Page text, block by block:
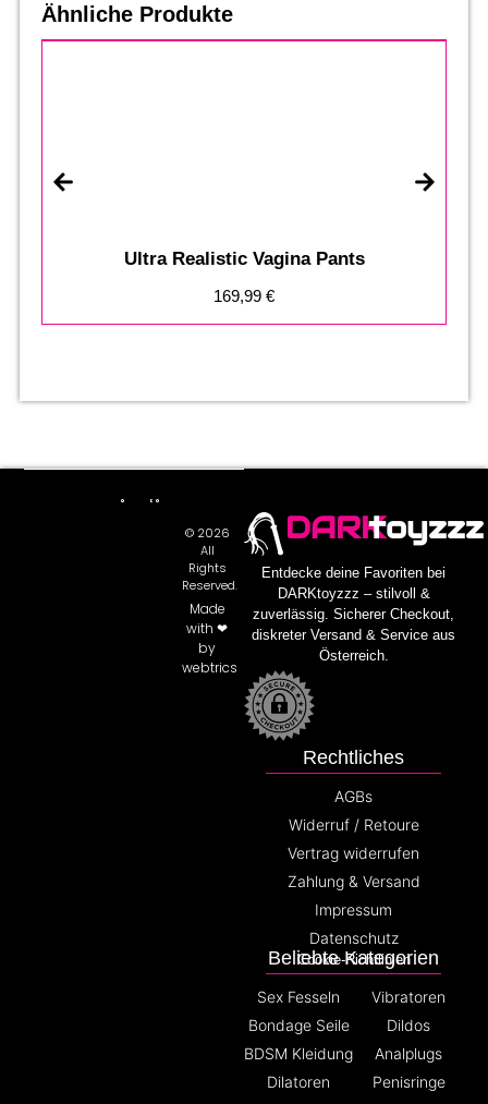
Ähnliche Produkte
Ultra Realistic Vagina Pants
169,99 €
DARKtoyzzz
Entdecke deine Favoriten bei
DARKtoyzzz – stilvoll &
zuverlässig. Sicherer Checkout,
diskreter Versand & Service aus
Österreich.
Beliebte Kategorien
Sex Fesseln
Bondage Seile
BDSM Kleidung
Dilatoren
Vibratoren
Dildos
Analplugs
Penisringe
Rechtliches
AGBs
Widerruf / Retoure
Vertrag widerrufen
Zahlung & Versand
Impressum
Datenschutz
Cookie-Richtlinien
© 2026
All
Rights
Reserved.
Made
with ❤
by
webtrics